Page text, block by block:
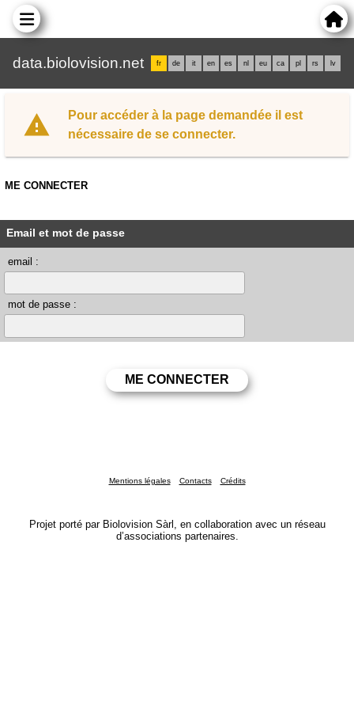
data.biolovision.net fr de it en es nl eu ca pl rs lv
Pour accéder à la page demandée il est
nécessaire de se connecter.
ME CONNECTER
Email et mot de passe
email :
mot de passe :
Mentions légales Contacts Crédits
Projet porté par Biolovision Sàrl, en collaboration avec un réseau
d’associations partenaires.